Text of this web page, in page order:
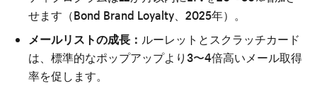
せます（Bond Brand Loyalty、2025年）。
メールリストの成長： ルーレットとスクラッチカード
は、標準的なポップアップより3〜4倍高いメール取得
率を促します。